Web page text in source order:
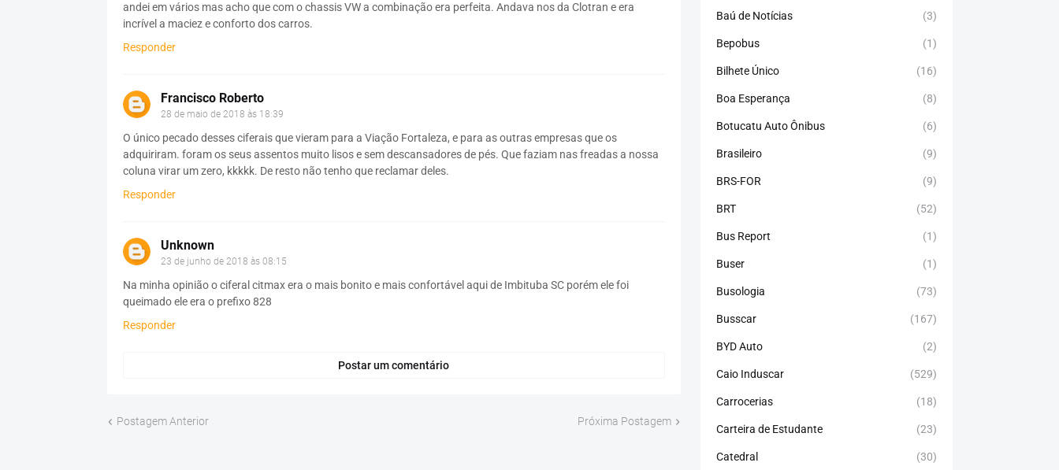
andei em vários mas acho que com o chassis VW a combinação era perfeita. Andava nos da Clotran e era
incrível a maciez e conforto dos carros.
Responder
Francisco Roberto
28 de maio de 2018 às 18:39
O único pecado desses ciferais que vieram para a Viação Fortaleza, e para as outras empresas que os
adquiriram. foram os seus assentos muito lisos e sem descansadores de pés. Que faziam nas freadas a nossa
coluna virar um zero, kkkkk. De resto não tenho que reclamar deles.
Responder
Unknown
23 de junho de 2018 às 08:15
Na minha opinião o ciferal citmax era o mais bonito e mais confortável aqui de Imbituba SC porém ele foi
queimado ele era o prefixo 828
Responder
Postar um comentário
Postagem Anterior Próxima Postagem
Baú de Notícias (3)
Bepobus (1)
Bilhete Único (16)
Boa Esperança (8)
Botucatu Auto Ônibus (6)
Brasileiro (9)
BRS-FOR (9)
BRT (52)
Bus Report (1)
Buser (1)
Busologia (73)
Busscar (167)
BYD Auto (2)
Caio Induscar (529)
Carrocerias (18)
Carteira de Estudante (23)
Catedral (30)